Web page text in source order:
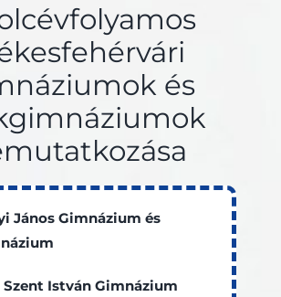
és
János Gimnázium és
István Gimnázium